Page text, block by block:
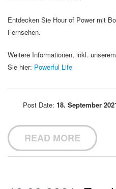
Entdecken Sie Hour of Power mit
Fernsehen.
Weitere Informationen, inkl.
Sie hier: Powerful Life
Post Date: 18. September
READ MORE